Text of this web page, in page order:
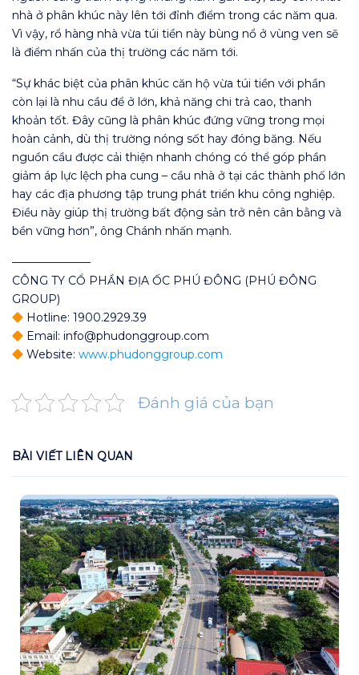
nhà ở phân khúc này lên tới đỉnh điểm trong các năm qua.
Vì vậy, rổ hàng nhà vừa túi tiền này bùng nổ ở vùng ven sẽ
là điểm nhấn của thị trường các năm tới.
“Sự khác biệt của phân khúc căn hộ vừa túi tiền với phần
còn lại là nhu cầu để ở lớn, khả năng chi trả cao, thanh
khoản tốt. Đây cũng là phân khúc đứng vững trong mọi
hoàn cảnh, dù thị trường nóng sốt hay đóng băng. Nếu
nguồn cầu được cải thiện nhanh chóng có thể góp phần
giảm áp lực lệch pha cung – cầu nhà ở tại các thành phố lớn
hay các địa phương tập trung phát triển khu công nghiệp.
Điều này giúp thị trường bất động sản trở nên cân bằng và
bền vững hơn”, ông Chánh nhấn mạnh.
———————
CÔNG TY CỔ PHẦN ĐỊA ỐC PHÚ ĐÔNG (PHÚ ĐÔNG
GROUP)
Hotline: 1900.2929.39
Email: info@phudonggroup.com
Website: www.phudonggroup.com
Đánh giá của bạn
BÀI VIẾT LIÊN QUAN